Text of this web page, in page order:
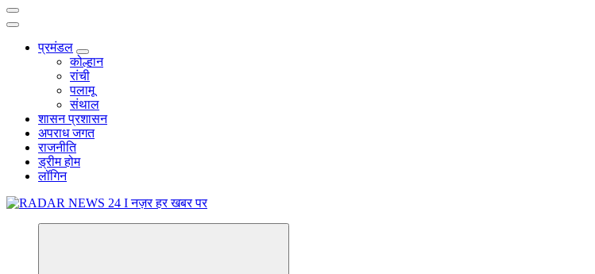
प्रमंडल
कोल्हान
रांची
पलामू
संथाल
शासन प्रशासन
अपराध जगत
राजनीति
ड्रीम होम
लॉगिन